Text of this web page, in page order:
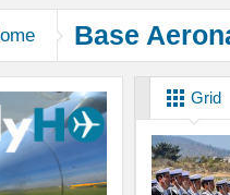
Base
Grid